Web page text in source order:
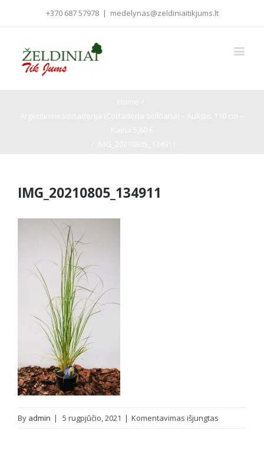
+370 687 57978 | medelynas@zeldiniaitikjums.lt
IMG_20210805_134911
By admin | 5 rugpjūčio, 2021 | Komentavimas išjungtas